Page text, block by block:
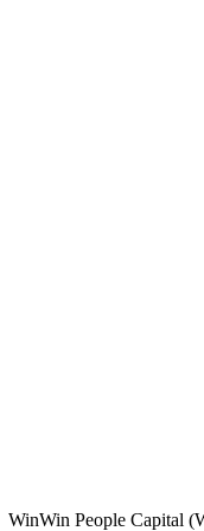
WinWin People Capital